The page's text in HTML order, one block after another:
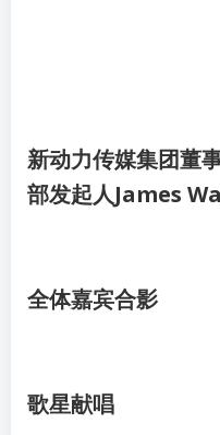
新动力传媒集团董
部发起人James
全体嘉宾合影
歌星献唱